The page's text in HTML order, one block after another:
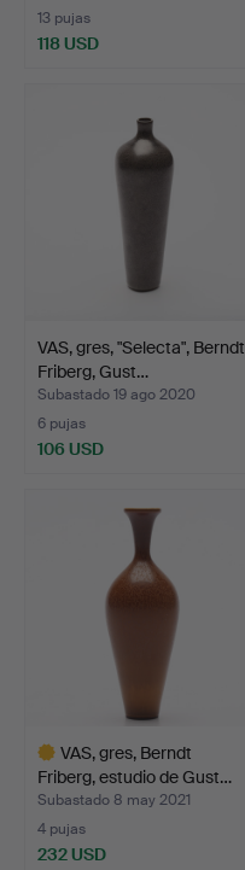
13 pujas
118 USD
VAS, gres, "Selecta", Berndt
Friberg, Gust…
Subastado 19 ago 2020
6 pujas
106 USD
VAS, gres, Berndt
Friberg, estudio de Gust…
Subastado 8 may 2021
4 pujas
232 USD